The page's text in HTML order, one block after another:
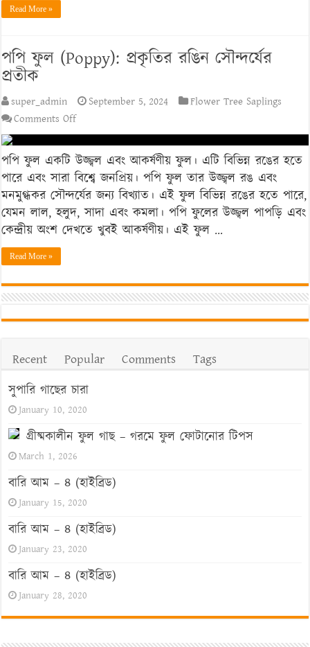
Read More »
পপি ফুল (Poppy): প্রকৃতির রঙিন সৌন্দর্যের
প্রতীক
super_admin September 5, 2024
Flower Tree Saplings
Comments Offon
পপি
ফুল
(Poppy):
প্রকৃতির
রঙিন
সৌন্দর্যের
প্রতীক
পপি ফুল একটি উজ্জ্বল এবং আকর্ষণীয় ফুল। এটি বিভিন্ন রঙের হতে
পারে এবং সারা বিশ্বে জনপ্রিয়। পপি ফুল তার উজ্জ্বল রঙ এবং
মনমুগ্ধকর সৌন্দর্যের জন্য বিখ্যাত। এই ফুল বিভিন্ন রঙের হতে পারে,
যেমন লাল, হলুদ, সাদা এবং কমলা। পপি ফুলের উজ্জ্বল পাপড়ি এবং
কেন্দ্রীয় অংশ দেখতে খুবই আকর্ষণীয়। এই ফুল …
Read More »
Recent Popular Comments
Tags
সুপারি গাছের চারা
January 10, 2020
গ্রীষ্মকালীন ফুল গাছ – গরমে ফুল ফোটানোর টিপস
March 1, 2026
বারি আম – ৪ (হাইব্রিড)
January 15, 2020
বারি আম – ৪ (হাইব্রিড)
January 23, 2020
বারি আম – ৪ (হাইব্রিড)
January 28, 2020